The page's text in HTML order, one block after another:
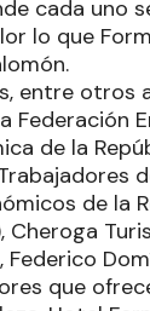
cada uno
lo que
entre otros
Federación
de la
de la
Cheroga
Federico
que